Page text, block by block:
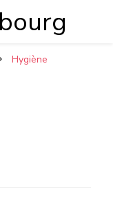
Hygiène